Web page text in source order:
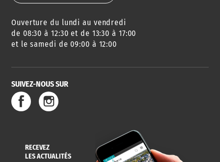
Ouverture du lundi au vendredi
de 08:30 à 12:30 et de 13:30 à 17:00
et le samedi de 09:00 à 12:00
SUIVEZ-NOUS SUR
RECEVEZ
LES ACTUALITÉS